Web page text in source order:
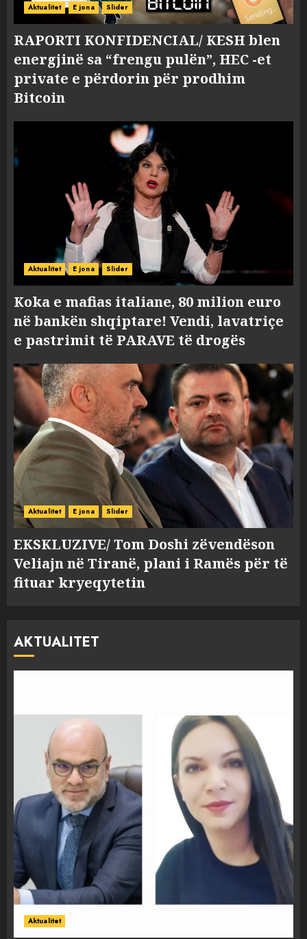
Aktualitet E jona Slider
RAPORTI KONFIDENCIAL/ KESH blen
energjinë sa “frengu pulën”, HEC -et
private e përdorin për prodhim
Bitcoin
Aktualitet E jona Slider
Koka e mafias italiane, 80 milion euro
në bankën shqiptare! Vendi, lavatriçe
e pastrimit të PARAVE të drogës
Aktualitet E jona Slider
EKSKLUZIVE/ Tom Doshi zëvendëson
Veliajn në Tiranë, plani i Ramës për të
fituar kryeqytetin
AKTUALITET
Aktualitet